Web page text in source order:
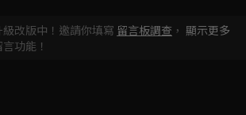
改版中！邀請你填寫 留言板調查 ，
功能！
顯示更多